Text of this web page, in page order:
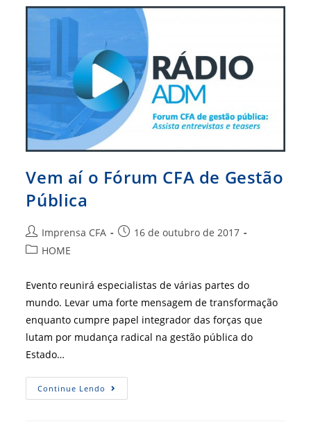
Vem aí o Fórum CFA de Gestão
Pública
Autor
do
Imprensa CFA
Post16 de outubro de 2017
Categoria
HOME
Evento reunirá especialistas de várias partes do
mundo. Levar uma forte mensagem de transformação
enquanto cumpre papel integrador das forças que
lutam por mudança radical na gestão pública do
Estado…
Continue Lendo Vem
Aí